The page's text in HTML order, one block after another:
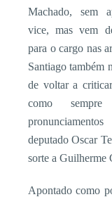
Machado, sem
vice, mas vem
para o cargo nas
Santiago também
de voltar a
como
deputado Oscar
sorte a Guilherme
Apontado como